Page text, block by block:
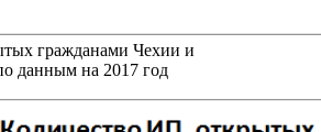
гражданами Чехии и
данным на 2017 год